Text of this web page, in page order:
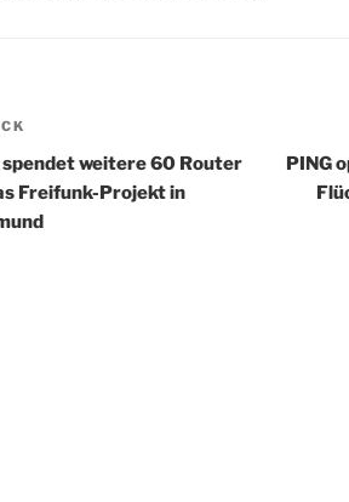
spendet weitere 60 Router
Freifunk-Projekt in
PING